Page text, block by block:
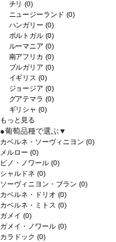
チリ(0)
ニュージーランド(0)
ハンガリー(0)
ポルトガル(0)
ルーマニア(0)
南アフリカ(0)
ブルガリア(0)
イギリス(0)
ジョージア(0)
グアテマラ(0)
ギリシャ(0)
もっと見る
●葡萄品種で選ぶ▼
カベルネ・ソーヴィニヨン (0)
メルロー (0)
ピノ・ノワール (0)
シャルドネ (0)
ソーヴィニヨン・ブラン (0)
カベルネ・ドリオ (0)
カベルネ・ミトス (0)
ガメイ (0)
ガメイ・ノワール (0)
カラドック (0)